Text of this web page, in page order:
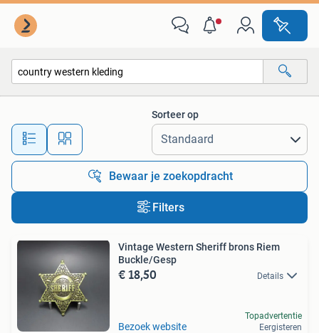
Alle afstanden…
Sorteer op
Bewaar je zoekopdracht
Filters
Vintage Western Sheriff brons Riem
Buckle/Gesp
€ 18,50 Details
Bezoek website
Topadvertentie
Eergisteren